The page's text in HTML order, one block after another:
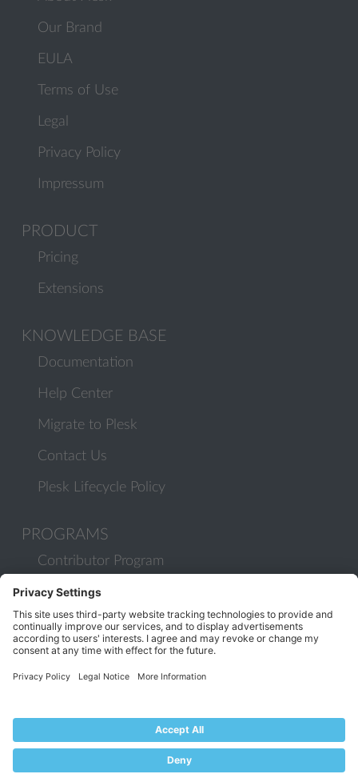
Our Brand
EULA
Terms of Use
Legal
Privacy Policy
Impressum
PRODUCT
Pricing
Extensions
KNOWLEDGE BASE
Documentation
Help Center
Migrate to Plesk
Contact Us
Plesk Lifecycle Policy
PROGRAMS
Contributor Program
Partner Program
COMMUNITY